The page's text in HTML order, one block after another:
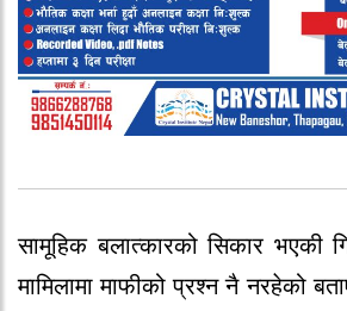
सामूहिक बलात्कारको सिकार भएकी
मामिलामा माफीको प्रश्न नै नरहेको